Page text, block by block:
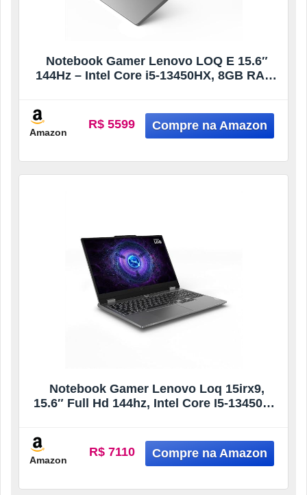
Notebook Gamer Lenovo LOQ E 15.6″
144Hz – Intel Core i5-13450HX, 8GB RAM,
Amazon
R$ 5599
Notebook Gamer Lenovo Loq 15irx9,
15.6″ Full Hd 144hz, Intel Core I5-13450hx,
Amazon
R$ 7110